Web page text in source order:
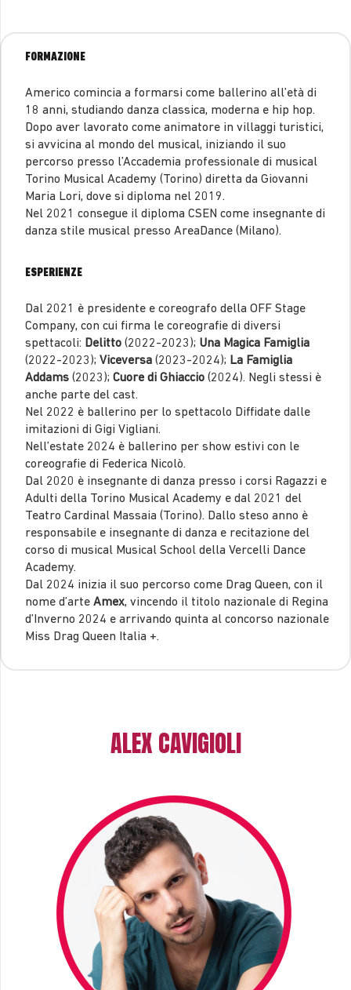
FORMAZIONE
Americo comincia a formarsi come ballerino all’età di
18 anni, studiando danza classica, moderna e hip hop.
Dopo aver lavorato come animatore in villaggi turistici,
si avvicina al mondo del musical, iniziando il suo
percorso presso l’Accademia professionale di musical
Torino Musical Academy (Torino) diretta da Giovanni
Maria Lori, dove si diploma nel 2019.
Nel 2021 consegue il diploma CSEN come insegnante di
danza stile musical presso AreaDance (Milano).
ESPERIENZE
Dal 2021 è presidente e coreografo della OFF Stage
Company, con cui firma le coreografie di diversi
spettacoli: Delitto (2022-2023); Una Magica Famiglia
(2022-2023); Viceversa (2023-2024); La Famiglia
Addams (2023); Cuore di Ghiaccio (2024). Negli stessi è
anche parte del cast.
Nel 2022 è ballerino per lo spettacolo Diffidate dalle
imitazioni di Gigi Vigliani.
Nell’estate 2024 è ballerino per show estivi con le
coreografie di Federica Nicolò.
Dal 2020 è insegnante di danza presso i corsi Ragazzi e
Adulti della Torino Musical Academy e dal 2021 del
Teatro Cardinal Massaia (Torino). Dallo steso anno è
responsabile e insegnante di danza e recitazione del
corso di musical Musical School della Vercelli Dance
Academy.
Dal 2024 inizia il suo percorso come Drag Queen, con il
nome d’arte Amex, vincendo il titolo nazionale di Regina
d’Inverno 2024 e arrivando quinta al concorso nazionale
Miss Drag Queen Italia +.
ALEX CAVIGIOLI